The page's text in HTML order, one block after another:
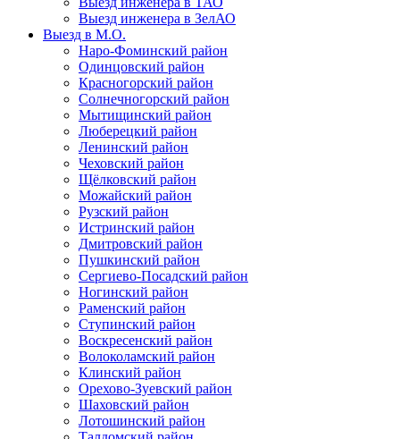
Выезд инженера в ЗелАО
Выезд в М.О.
Наро-Фоминский район
Одинцовский район
Красногорский район
Солнечногорский район
Мытищинский район
Люберецкий район
Ленинский район
Чеховский район
Щёлковский район
Можайский район
Рузский район
Истринский район
Дмитровский район
Пушкинский район
Сергиево-Посадский район
Ногинский район
Раменский район
Ступинский район
Воскресенский район
Волоколамский район
Клинский район
Орехово-Зуевский район
Шаховский район
Лотошинский район